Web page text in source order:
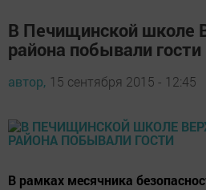
В Печищинской школе
района побывали гости
автор, 15 сентября 2015 - 12:45
В рамках месячника